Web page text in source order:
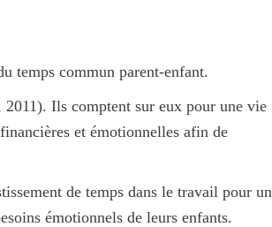
temps commun parent-enfant.
Ils comptent sur eux pour une vie
et émotionnelles afin de
de temps dans le travail pour un
émotionnels de leurs enfants.